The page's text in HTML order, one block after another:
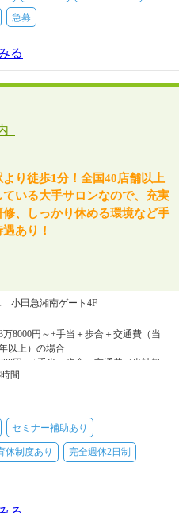
急募
より徒歩1分！全国40店舗以上
ている大手サロンなので、充実
修、しっかり休める環境など手
あり！
小田急湘南ゲート4F
万8000円～+手当＋歩合＋交通費（当
以上）の場合
円～+手当＋歩合＋交通費（当社規
の場合
円～＋各種歩合＋交通費
間
セミナー補助あり
休制度あり 完全週休2日制